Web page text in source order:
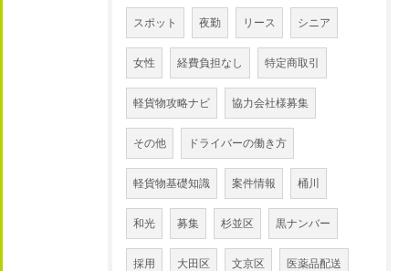
スポット 夜勤 リース シニア
女性 経費負担なし 特定商取引
軽貨物攻略ナビ 協力会社様募集
その他 ドライバーの働き方
軽貨物基礎知識 案件情報 桶川
和光 募集 杉並区 黒ナンバー
採用 大田区 文京区 医薬品配送